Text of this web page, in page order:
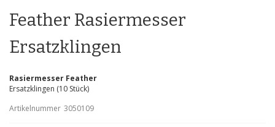
der
Bildgalerie
Feather Rasiermesser
Ersatzklingen
Rasiermesser Feather
Ersatzklingen (10 Stück)
Artikelnummer 3050109